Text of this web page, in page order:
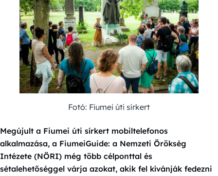
Fotó: Fiumei úti sírkert
Megújult a Fiumei úti sírkert mobiltelefonos
alkalmazása, a FiumeiGuide: a Nemzeti Örökség
Intézete (NÖRI) még több célponttal és
sétalehetőséggel várja azokat, akik fel kívánják fedezni